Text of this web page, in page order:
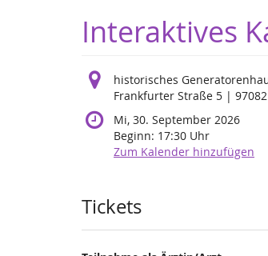
Interaktives
historisches
Frankfurter Straße 5 |
Mi, 30. September 2026
Beginn: 17:30 Uhr
Zum Kalender hinzufügen
Produkte
Tickets